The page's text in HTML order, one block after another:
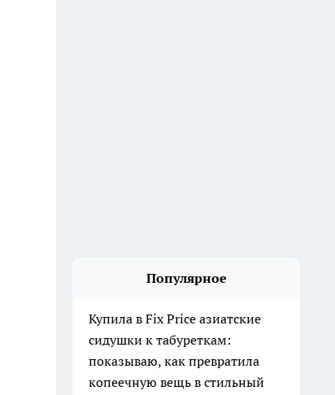
Популярное
Купила в Fix Price азиатские
сидушки к табуреткам:
показываю, как превратила
копеечную вещь в стильный